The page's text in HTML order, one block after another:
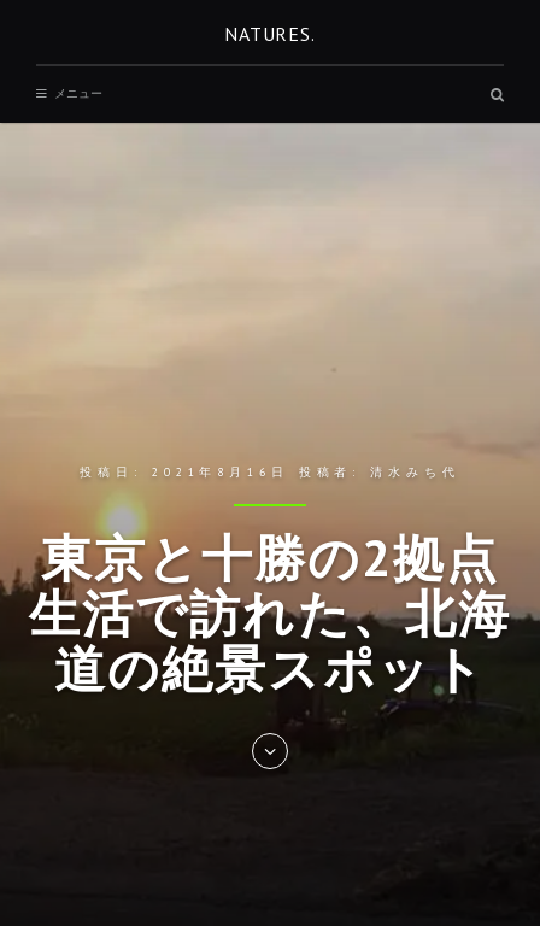
NATURES.
メニュー
投稿日: 2021年8月16日 投稿者:清水みち代
東京と十勝の2拠点
生活で訪れた、北海
道の絶景スポット
Skip
to